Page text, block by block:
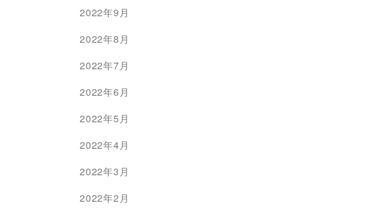
2022年9月
2022年8月
2022年7月
2022年6月
2022年5月
2022年4月
2022年3月
2022年2月